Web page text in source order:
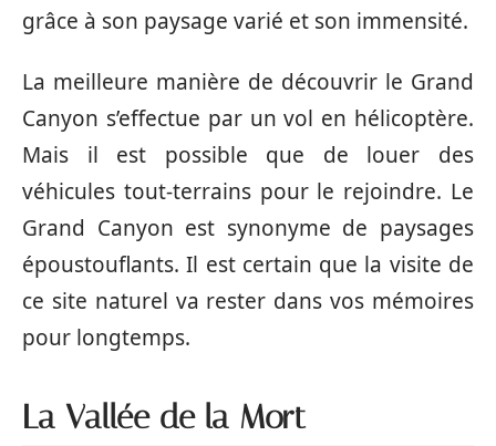
grâce à son paysage varié et son immensité.
La meilleure manière de découvrir le Grand
Canyon s’effectue par un vol en hélicoptère.
Mais il est possible que de louer des
véhicules tout-terrains pour le rejoindre. Le
Grand Canyon est synonyme de paysages
époustouflants. Il est certain que la visite de
ce site naturel va rester dans vos mémoires
pour longtemps.
La Vallée de la Mort